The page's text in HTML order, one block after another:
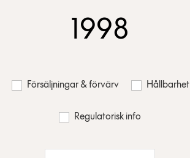
1998
Försäljningar & förvärv Hållbarhet
Regulatorisk info